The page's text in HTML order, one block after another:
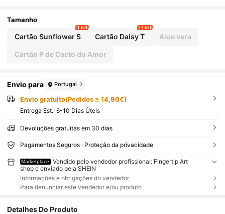
mulheres, aniversário, artesanato feito à mão, in
spiração positiva, decoração de sala de festa, b
oneca de pelúcia, pequeno presente
Tamanho
Cartão Sunflower S
1 left
Cartão Daisy T
13 left
Aloe vera
Cartão P de Cacto do Amor
Envio para Portugal
Envio gratuito(Pedidos ≥ 14,90€)
Entrega Est.: 6-10 Dias Úteis
Devoluções gratuitas em 30 dias
Pagamentos Seguros · Proteção da privacidade
Marketplace
Vendido pelo vendedor profissional: Fingertip Art
shop e enviado pela SHEIN
Informações e obrigações do vendedor
Para denunciar este vendedor e/ou produto
Detalhes Do Produto